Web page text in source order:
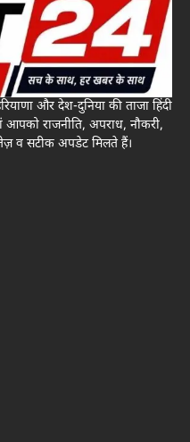
और देश-दुनिया की ताजा हिंदी
आपको राजनीति, अपराध, नौकरी,
व सटीक अपडेट मिलते हैं।